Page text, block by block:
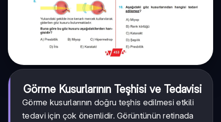
Görme Kusurlarının Teşhisi ve Tedavisi
Görme kusurlarının doğru teşhis edilmesi etkili
tedavi için çok önemlidir. Görüntünün retinada